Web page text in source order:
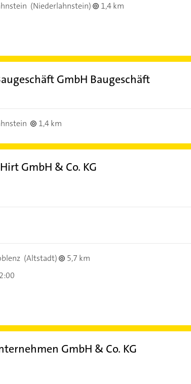
(Niederlahnstein)
1,4 km
GmbH Baugeschäft
1,4 km
GmbH & Co. KG
(Altstadt)
5,7 km
GmbH & Co. KG